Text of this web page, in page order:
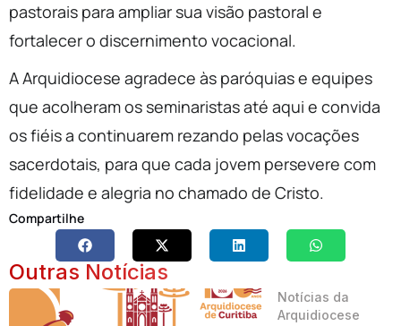
pastorais para ampliar sua visão pastoral e
fortalecer o discernimento vocacional.
A Arquidiocese agradece às paróquias e equipes
que acolheram os seminaristas até aqui e convida
os fiéis a continuarem rezando pelas vocações
sacerdotais, para que cada jovem persevere com
fidelidade e alegria no chamado de Cristo.
Compartilhe
Outras Notícias
Notícias da
Arquidiocese